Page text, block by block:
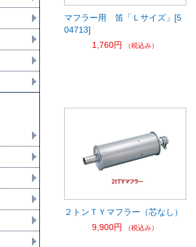
マフラー用 笛「Ｌサイズ」[5
04713]
1,760円
（税込み）
２トンＴＹマフラー（芯なし）
9,900円
（税込み）